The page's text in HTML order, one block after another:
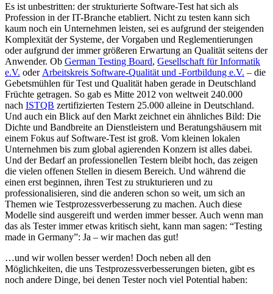
Es ist unbestritten: der strukturierte Software-Test hat sich als
Profession in der IT-Branche etabliert. Nicht zu testen kann sich
kaum noch ein Unternehmen leisten, sei es aufgrund der steigenden
Komplexität der Systeme, der Vorgaben und Reglementierungen
oder aufgrund der immer größeren Erwartung an Qualität seitens der
Anwender. Ob German Testing Board, Gesellschaft für Informatik
e.V. oder Arbeitskreis Software-Qualität und -Fortbildung e.V. – die
Gebetsmühlen für Test und Qualität haben gerade in Deutschland
Früchte getragen. So gab es Mitte 2012 von weltweit 240.000
nach ISTQB zertifizierten Testern 25.000 alleine in Deutschland.
Und auch ein Blick auf den Markt zeichnet ein ähnliches Bild: Die
Dichte und Bandbreite an Dienstleistern und Beratungshäusern mit
einem Fokus auf Software-Test ist groß. Vom kleinen lokalen
Unternehmen bis zum global agierenden Konzern ist alles dabei.
Und der Bedarf an professionellen Testern bleibt hoch, das zeigen
die vielen offenen Stellen in diesem Bereich. Und während die
einen erst beginnen, ihren Test zu strukturieren und zu
professionalisieren, sind die anderen schon so weit, um sich an
Themen wie Testprozessverbesserung zu machen. Auch diese
Modelle sind ausgereift und werden immer besser. Auch wenn man
das als Tester immer etwas kritisch sieht, kann man sagen: “Testing
made in Germany”: Ja – wir machen das gut!
…und wir wollen besser werden! Doch neben all den
Möglichkeiten, die uns Testprozessverbesserungen bieten, gibt es
noch andere Dinge, bei denen Tester noch viel Potential haben: